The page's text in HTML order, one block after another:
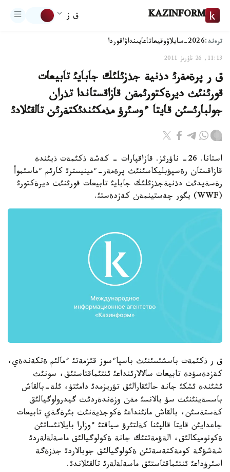
KAZINFORM ق ز
ترەند:2026-سايلاۋ وقيعاتاعايىنداۋاقوردا
11:13, 26 ناۋرىز 2011
ق ر پرةمةرئ دذنية جذزئلئك جابايئ تابيعات
قورئنئث ديرةكتورئمةن قازاقستاندا تذران
جولبارئسئن قايتا ءوسئرؤ مذمكئندئكتةرئن تالقئلادئ
استانا. 26- ناؤرئز. قازاقپارات - كةشة ذكئمةت ذيئندة
قازاقستان رةسپؤبليكاسئنئث پرةمةر-ءمينيسترئ كارئم ءماسئموأ
رةسةيدئث دذنيةجذزئلئك جابايئ تابيعات قورئنئث ديرةكتورئ
(WWF) يگور چةستينمةن كةزدةستئ.
ق ر ذكئمةت باسشئسئنئث باسپاءسوز قئزمةتئ ءمالئم ةتكةندةي،
كةزدةسؤدة تابيعات سالالارئنداعئ ئنتئماقتاستئق، سونئث
ئشئندة ئشكئ جانة حالئقارالئق تؤريزمدئ دامئتؤ، ئلة-بالقاش
باسسةينئنئث سؤ بالانسئ مةن وزةندةردئث گيدرولوگيالئق
كةستةسئن، بالقاش ماثئنداعئ ةكوجذيةنئث بئرةگةي تابيعات
جاعدايئن قايتا قالپئنا كةلتئرؤ سياقتئ ءوزارا بايلانئساتئن
ةكونوميكالئق، الةؤمةتتئك جانة ةكولوگيالئق ماسةلةلةردئ
شةشؤگة كومةكتةسةتئن ةكولوگيالئق جوبالاردئ جذزةگة
اسئرؤداعئ ئنتئماقتاستئق ماسةلةلةرئ تالقئلاندئ.